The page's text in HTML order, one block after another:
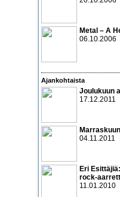
Metal – A
06.10.2006
Ajankohtaista
Joulukuun
17.12.2011
04.11.2011
Eri
rock-
11.01.2010